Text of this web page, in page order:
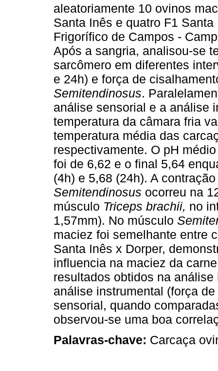
aleatoriamente 10 ovinos
Santa Inês e quatro F1
Frigorífico de Campos -
Após a sangria, analisou-se
sarcômero em diferentes
e 24h) e força de
Semitendinosus.
análise sensorial e a análise
temperatura da câmara fria
temperatura média das
respectivamente. O pH
foi de 6,62 e o final 5,64
(4h) e 5,68 (24h). A
Semitendinosus ocorreu na
músculo Triceps brachii, no
1,57mm). No músculo
maciez foi semelhante entre
Santa Inês x Dorper,
influencia na maciez da
resultados obtidos na
análise instrumental (força
sensorial, quando
observou-se uma boa
Palavras-chave: Carcaça